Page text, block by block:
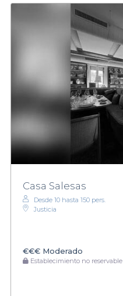
Casa Salesas
Desde 10 hasta 150 pers.
Justicia
€€€ Moderado
Establecimiento no reservable